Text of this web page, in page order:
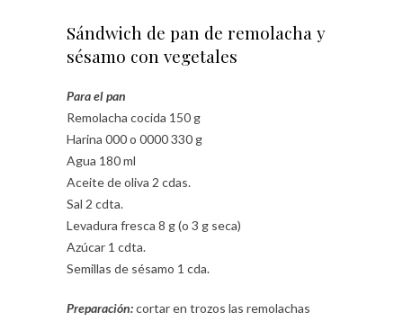
Sándwich de pan de remolacha y
sésamo con vegetales
Para el pan
Remolacha cocida 150 g
Harina 000 o 0000 330 g
Agua 180 ml
Aceite de oliva 2 cdas.
Sal 2 cdta.
Levadura fresca 8 g (o 3 g seca)
Azúcar 1 cdta.
Semillas de sésamo 1 cda.
Preparación:cortar en trozos las remolachas